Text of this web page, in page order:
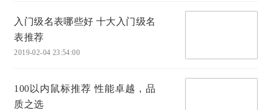
入门级名表哪些好 十大入门级名
表推荐
2019-02-04 23:54:00
100以内鼠标推荐 性能卓越，品
质之选